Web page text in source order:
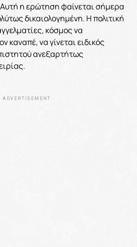
η ερώτηση φαίνεται σήμερα
δικαιολογημένη. Η πολιτική
κόσμος να
καναπέ, να γίνεται ειδικός
ανεξαρτήτως
ADVERTISEMENT